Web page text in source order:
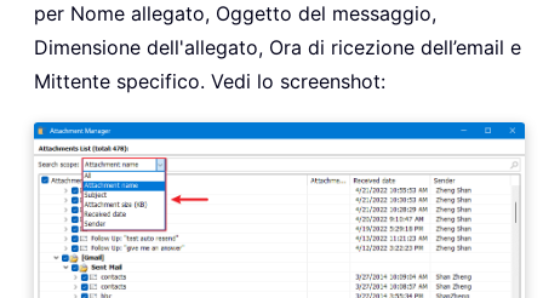
per Nome allegato, Oggetto del messaggio,
Dimensione dell'allegato, Ora di ricezione dell’email e
Mittente specifico. Vedi lo screenshot: